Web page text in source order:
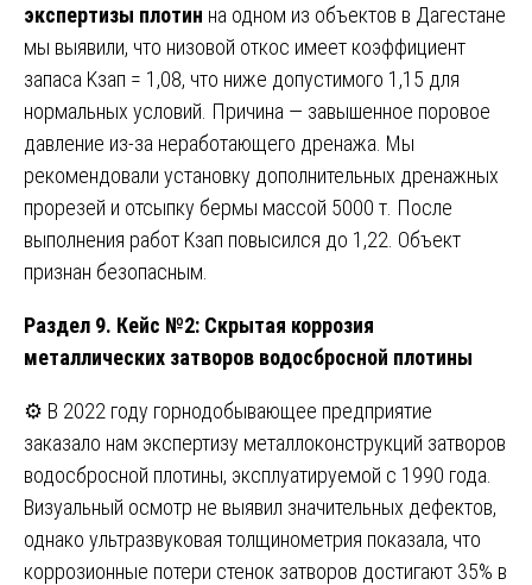
экспертизы плотин на одном из объектов в Дагестане
мы выявили, что низовой откос имеет коэффициент
запаса Kзап = 1,08, что ниже допустимого 1,15 для
нормальных условий. Причина — завышенное поровое
давление из-за неработающего дренажа. Мы
рекомендовали установку дополнительных дренажных
прорезей и отсыпку бермы массой 5000 т. После
выполнения работ Kзап повысился до 1,22. Объект
признан безопасным.
Раздел 9. Кейс №2: Скрытая коррозия
металлических затворов водосбросной плотины
⚙️ В 2022 году горнодобывающее предприятие
заказало нам экспертизу металлоконструкций затворов
водосбросной плотины, эксплуатируемой с 1990 года.
Визуальный осмотр не выявил значительных дефектов,
однако ультразвуковая толщинометрия показала, что
коррозионные потери стенок затворов достигают 35% в